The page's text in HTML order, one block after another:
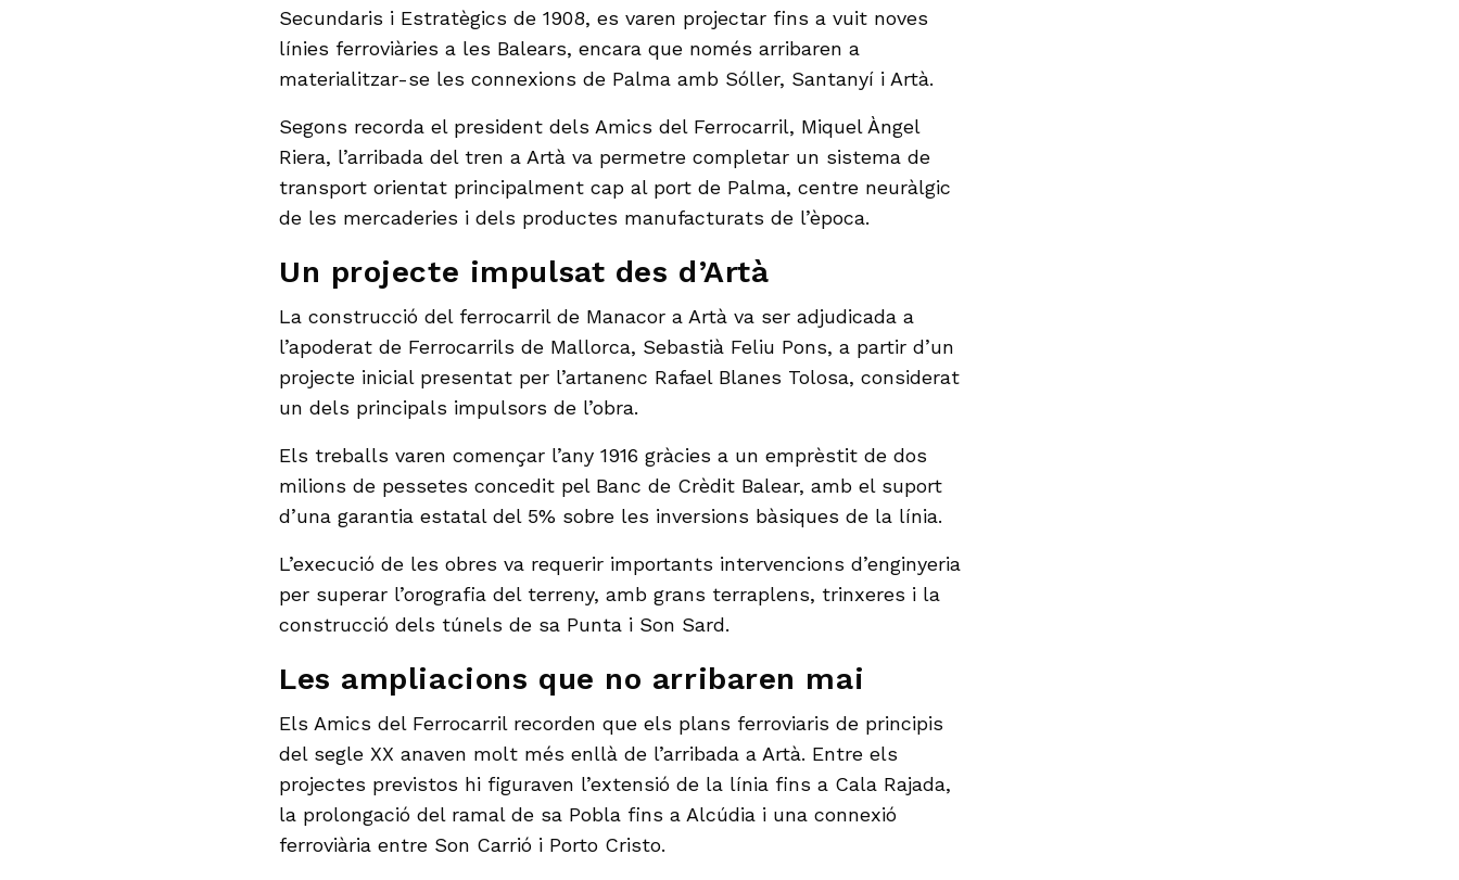
Secundaris i Estratègics de 1908, es varen projectar fins a vuit noves
línies ferroviàries a les Balears, encara que només arribaren a
materialitzar-se les connexions de Palma amb Sóller, Santanyí i Artà.
Segons recorda el president dels Amics del Ferrocarril, Miquel Àngel
Riera, l’arribada del tren a Artà va permetre completar un sistema de
transport orientat principalment cap al port de Palma, centre neuràlgic
de les mercaderies i dels productes manufacturats de l’època.
Un projecte impulsat des d’Artà
La construcció del ferrocarril de Manacor a Artà va ser adjudicada a
l’apoderat de Ferrocarrils de Mallorca, Sebastià Feliu Pons, a partir d’un
projecte inicial presentat per l’artanenc Rafael Blanes Tolosa, considerat
un dels principals impulsors de l’obra.
Els treballs varen començar l’any 1916 gràcies a un emprèstit de dos
milions de pessetes concedit pel Banc de Crèdit Balear, amb el suport
d’una garantia estatal del 5% sobre les inversions bàsiques de la línia.
L’execució de les obres va requerir importants intervencions d’enginyeria
per superar l’orografia del terreny, amb grans terraplens, trinxeres i la
construcció dels túnels de sa Punta i Son Sard.
Les ampliacions que no arribaren mai
Els Amics del Ferrocarril recorden que els plans ferroviaris de principis
del segle XX anaven molt més enllà de l’arribada a Artà. Entre els
projectes previstos hi figuraven l’extensió de la línia fins a Cala Rajada,
la prolongació del ramal de sa Pobla fins a Alcúdia i una connexió
ferroviària entre Son Carrió i Porto Cristo.